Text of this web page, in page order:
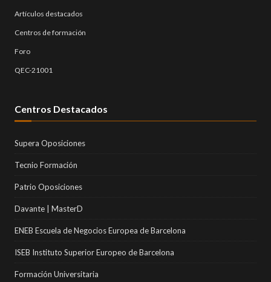
Artículos destacados
Centros de formación
Foro
QEC-21001
Centros Destacados
Supera Oposiciones
Tecnio Formación
Patrio Oposiciones
Davante | MasterD
ENEB Escuela de Negocios Europea de Barcelona
ISEB Instituto Superior Europeo de Barcelona
Formación Universitaria